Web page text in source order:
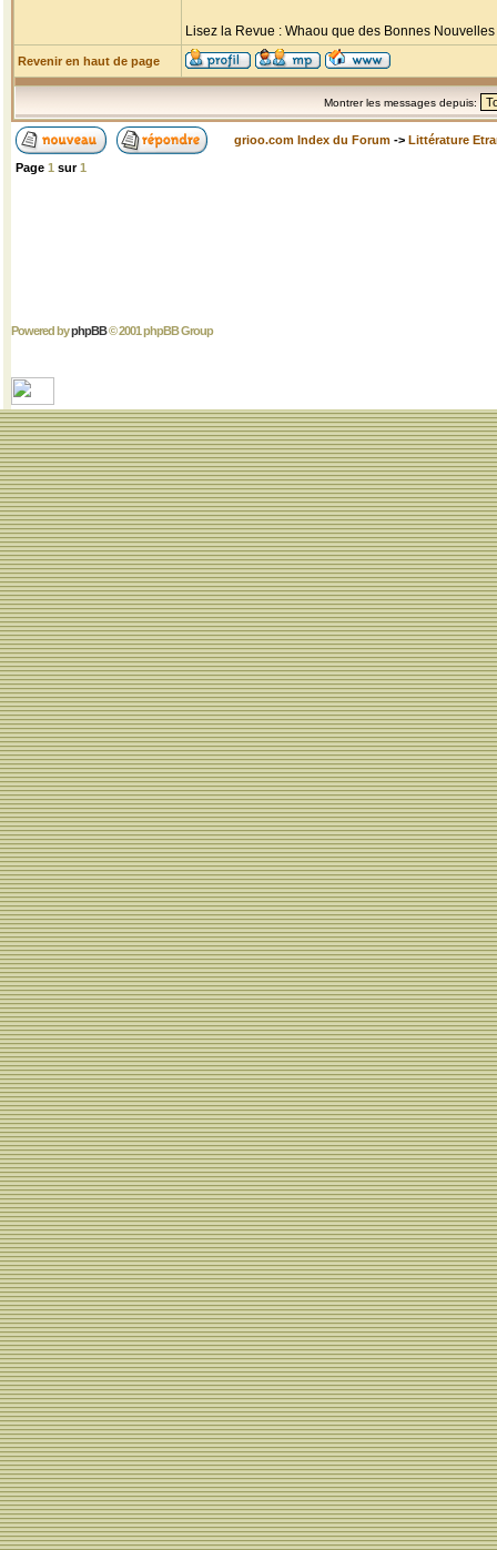
Lisez la Revue : Whaou que des Bonnes
Revenir en haut de page
Montrer les messages depuis:
grioo.com Index du Forum -> Littérature
Page 1 sur1
Powered byphpBB© 2001 phpBB Group